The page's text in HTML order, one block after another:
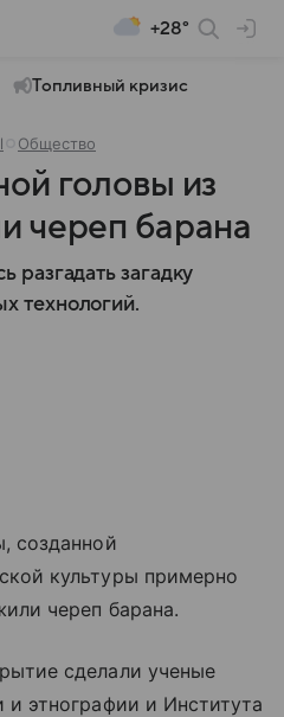
+28°
Топливный кризис
Общество
головы из
череп барана
разгадать загадку
технологий.
созданной
культуры примерно
череп барана.
сделали ученые
и этнографии и Института